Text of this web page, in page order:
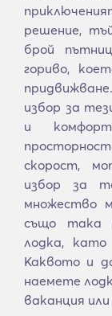
решение,
брой
гориво,
избор за
и
скорост,
избор за
множество
също така
лодка,
Каквото и
наемете
ваканция